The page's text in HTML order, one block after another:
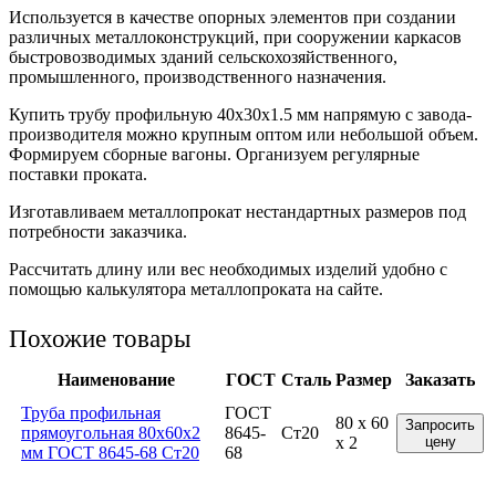
Используется в качестве опорных элементов при создании
различных металлоконструкций, при сооружении каркасов
быстровозводимых зданий сельскохозяйственного,
промышленного, производственного назначения.
Купить трубу профильную 40х30х1.5 мм напрямую с завода-
производителя можно крупным оптом или небольшой объем.
Формируем сборные вагоны. Организуем регулярные
поставки проката.
Изготавливаем металлопрокат нестандартных размеров под
потребности заказчика.
Рассчитать длину или вес необходимых изделий удобно с
помощью калькулятора металлопроката на сайте.
Похожие товары
Наименование ГОСТ Сталь Размер
Заказать
Труба профильная
прямоугольная 80x60x2
мм ГОСТ 8645-68 Ст20
ГОСТ
8645-
68
Ст20
80 x 60
x 2
Запросить
цену